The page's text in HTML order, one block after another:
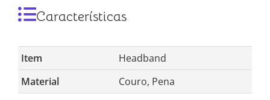
Características
Item
Headband
Material
Couro, Pena